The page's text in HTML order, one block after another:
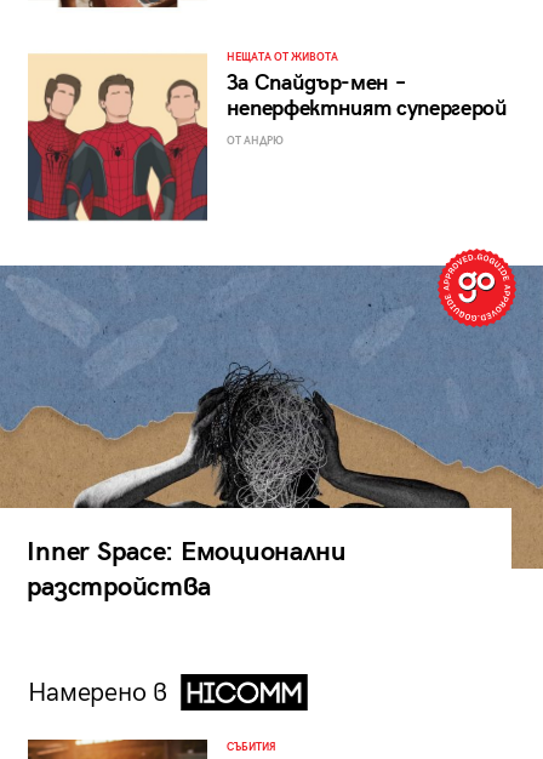
НЕЩАТА ОТ ЖИВОТА
За Спайдър-мен –
неперфектният супергерой
ОТ АНДРЮ
Inner Space: Емоционални
разстройства
Намерено в
СЪБИТИЯ